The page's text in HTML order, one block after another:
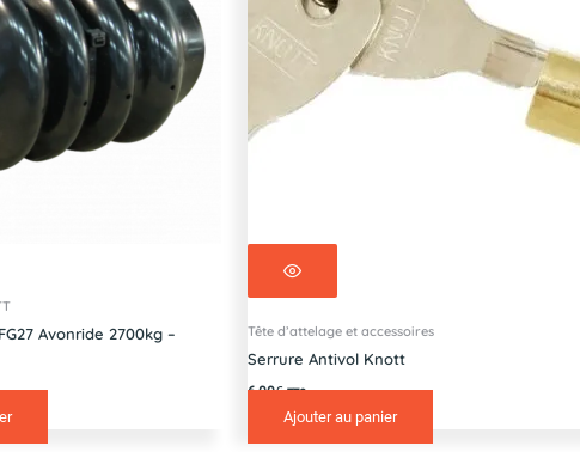
Avonride 2700kg –
Tête d’attelage et accessoires
Serrure Antivol Knott
6,00€ TTC
Ajouter au panier